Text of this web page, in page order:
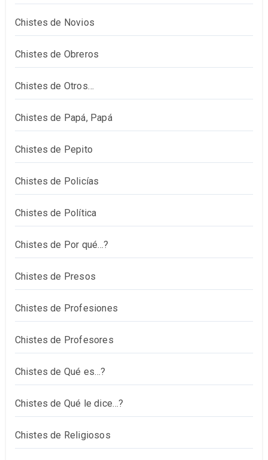
Chistes de Novios
Chistes de Obreros
Chistes de Otros…
Chistes de Papá, Papá
Chistes de Pepito
Chistes de Policías
Chistes de Política
Chistes de Por qué…?
Chistes de Presos
Chistes de Profesiones
Chistes de Profesores
Chistes de Qué es…?
Chistes de Qué le dice…?
Chistes de Religiosos